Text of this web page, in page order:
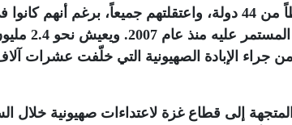
وعددها نحو 50 قارباً، وعلى متنها 428 ناشطاً من 44 دولة، واعتقلتهم
الفلسطينيين في
جراء الإبادة الصهيونية التي خلّفت عشرات
إلى قطاع غزة لاعتداءات صهيونية خلال